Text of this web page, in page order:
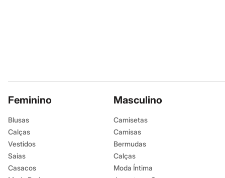
Blusas de proteção
Sungas
Feminino
Blusas
Calças
Vestidos
Saias
Casacos
Masculino
Camisetas
Camisas
Bermudas
Calças
Moda Íntima